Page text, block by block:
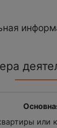
или